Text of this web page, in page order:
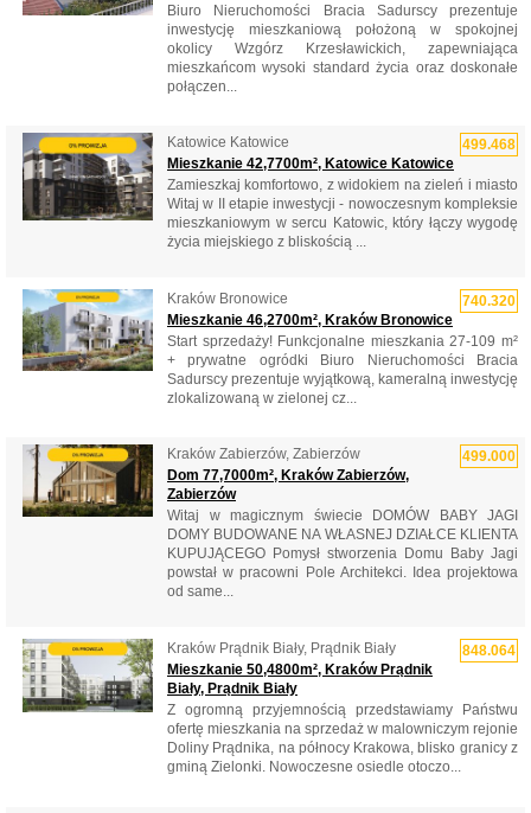
Biuro Nieruchomości Bracia Sadurscy prezentuje
inwestycję mieszkaniową położoną w spokojnej
okolicy Wzgórz Krzesławickich, zapewniająca
mieszkańcom wysoki standard życia oraz doskonałe
połączen...
499.468
Katowice Katowice
Mieszkanie 42,7700m², Katowice Katowice
Zamieszkaj komfortowo, z widokiem na zieleń i miasto
Witaj w II etapie inwestycji - nowoczesnym kompleksie
mieszkaniowym w sercu Katowic, który łączy wygodę
życia miejskiego z bliskością ...
740.320
Kraków Bronowice
Mieszkanie 46,2700m², Kraków Bronowice
Start sprzedaży! Funkcjonalne mieszkania 27-109 m²
+ prywatne ogródki Biuro Nieruchomości Bracia
Sadurscy prezentuje wyjątkową, kameralną inwestycję
zlokalizowaną w zielonej cz...
499.000
Kraków Zabierzów, Zabierzów
Dom 77,7000m², Kraków Zabierzów,
Zabierzów
Witaj w magicznym świecie DOMÓW BABY JAGI
DOMY BUDOWANE NA WŁASNEJ DZIAŁCE KLIENTA
KUPUJĄCEGO Pomysł stworzenia Domu Baby Jagi
powstał w pracowni Pole Architekci. Idea projektowa
od same...
848.064
Kraków Prądnik Biały, Prądnik Biały
Mieszkanie 50,4800m², Kraków Prądnik
Biały, Prądnik Biały
Z ogromną przyjemnością przedstawiamy Państwu
ofertę mieszkania na sprzedaż w malowniczym rejonie
Doliny Prądnika, na północy Krakowa, blisko granicy z
gminą Zielonki. Nowoczesne osiedle otoczo...